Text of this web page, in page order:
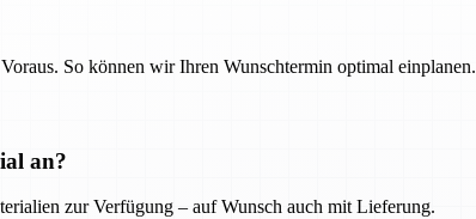
So können wir Ihren Wunschtermin optimal einplanen.
an?
zur Verfügung – auf Wunsch auch mit Lieferung.